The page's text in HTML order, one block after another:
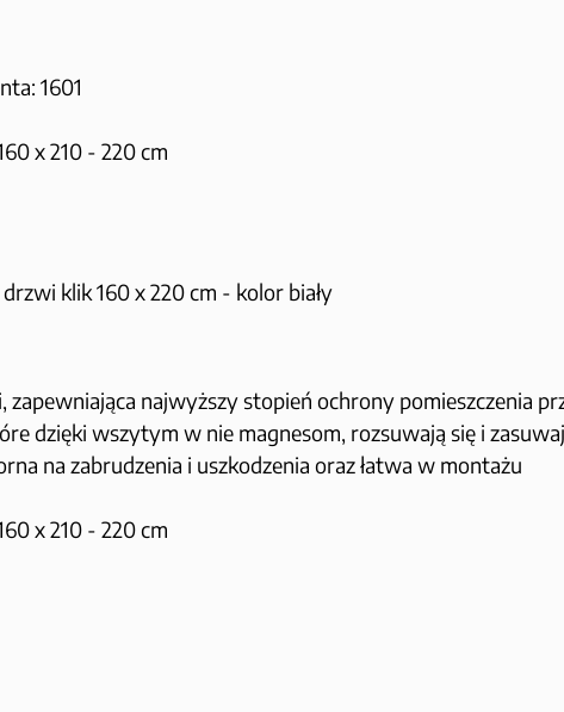
1601
x 210 - 220 cm
klik 160 x 220 cm - kolor biały
najwyższy stopień ochrony pomieszczenia
dzięki wszytym w nie magnesom, rozsuwają się i
na zabrudzenia i uszkodzenia oraz łatwa w montażu
x 210 - 220 cm